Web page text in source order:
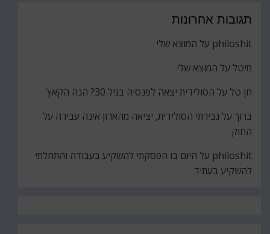
תגובות אחרונות
philoshit על המוצא שלי
מיטל על המוצא שלי
חן טל על הסולידית יצאה לפנסיה בגיל 30? הנה הקאץ'
ברוך על גבירתי הסולידית, יציאה מהארון אינה עבירה על
החוק
philoshit על היום בו הפסקתי להשקיע בעבודה והתחלתי
להשקיע בעתיד